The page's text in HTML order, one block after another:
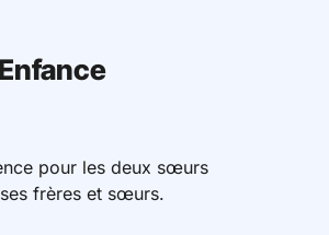
pour les deux sœurs
frères et sœurs.